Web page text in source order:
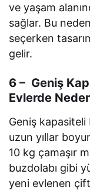
ve yaşam
sağlar. Bu
seçerken
gelir.
6 – Geniş
Evlerde
Geniş kapasiteli
uzun yıllar
10 kg çamaşır
buzdolabı gibi
yeni evlenen